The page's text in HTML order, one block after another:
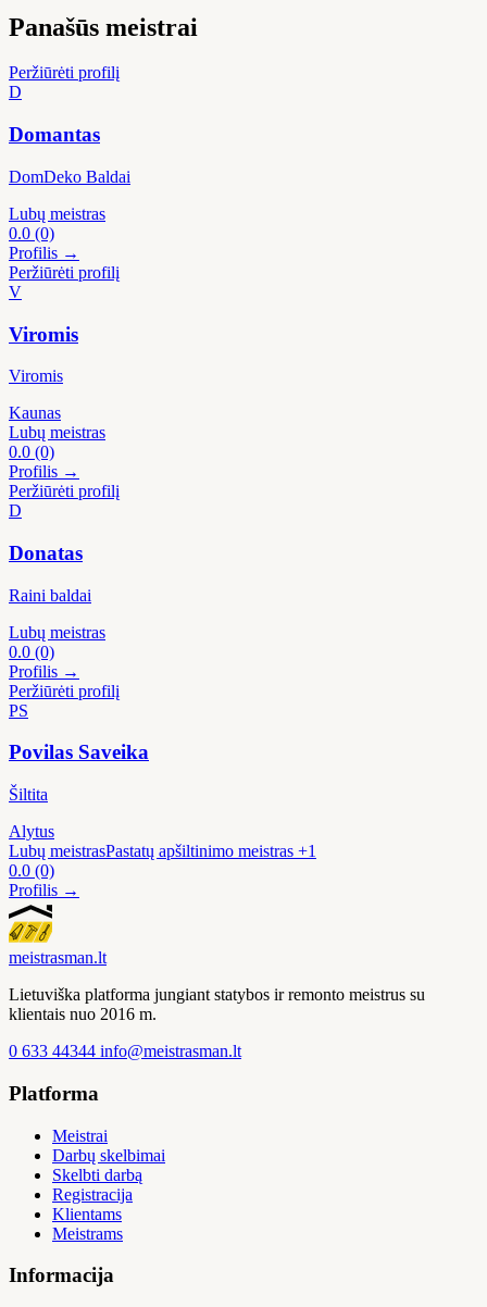
Panašūs meistrai
Peržiūrėti profilį
D
Domantas
DomDeko Baldai
Lubų meistras
0.0 (0)
Profilis →
Peržiūrėti profilį
V
Viromis
Viromis
Kaunas
Lubų meistras
0.0 (0)
Profilis →
Peržiūrėti profilį
D
Donatas
Raini baldai
Lubų meistras
0.0 (0)
Profilis →
Peržiūrėti profilį
PS
Povilas Saveika
Šiltita
Alytus
Lubų meistrasPastatų apšiltinimo meistras +1
0.0 (0)
Profilis →
meistrasman.lt
Lietuviška platforma jungiant statybos ir remonto meistrus su
klientais nuo 2016 m.
0 633 44344 info@meistrasman.lt
Platforma
Meistrai
Darbų skelbimai
Skelbti darbą
Registracija
Klientams
Meistrams
Informacija